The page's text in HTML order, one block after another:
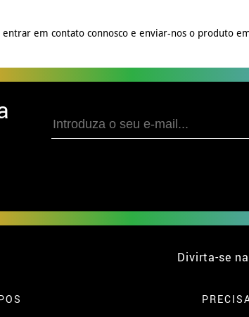
em contato connosco e enviar-nos o produto
Divirta-se